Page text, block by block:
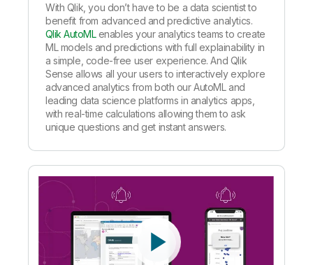
With Qlik, you don’t have to be a data scientist to
benefit from advanced and predictive analytics.
Qlik AutoMLenables your analytics teams to create
ML models and predictions with full explainability in
a simple, code-free user experience. And Qlik
Sense allows all your users to interactively explore
advanced analytics from both our AutoML and
leading data science platforms in analytics apps,
with real-time calculations allowing them to ask
unique questions and get instant answers.